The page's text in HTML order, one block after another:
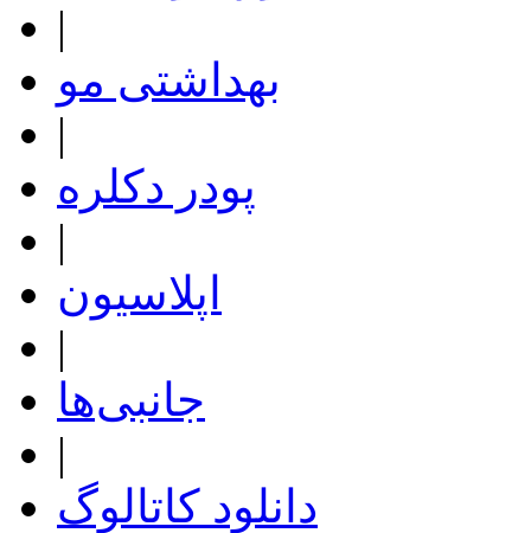
|
بهداشتی مو
|
پودر دکلره
|
اپلاسیون
|
جانبی‌ها
|
دانلود کاتالوگ